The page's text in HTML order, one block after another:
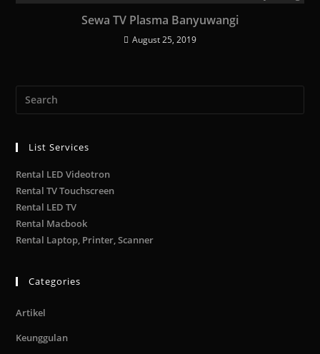
Sewa TV Plasma Banyuwangi
August 25, 2019
List Services
Rental LED Videotron
Rental TV Touchscreen
Rental LED TV
Rental Macbook
Rental Laptop, Printer, Scanner
Categories
Artikel
Keunggulan